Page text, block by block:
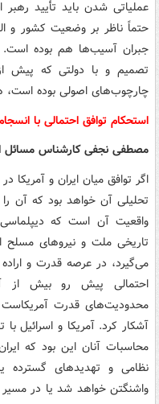
عملیاتی شدن باید تأیید رهبر
حتماً ناظر بر وضعیت کشور و
جبران آسیب‌ها هم بوده است.
تصمیم و با دولتی که پیش
چارچوب‌های اصولی بوده است،
استحکام توافق احتمالی با
مصطفی نجفی کارشناس مسائل
اگر توافق میان ایران و
تحلیلی آن خواهد بود که آن
واقعیت آن است که دیپلماسی
تاریخی ملت و نیروهای مسلح
می‌گیرد، در عرصه قدرت و
احتمالی پیش رو بیش از
محدودیت‌های قدرت
آشکار کرد. آمریکا و اسرائیل
محاسبات آنان این بود که
نظامی و تهدیدهای گسترده
واشنگتن خواهد شد یا در مسیر